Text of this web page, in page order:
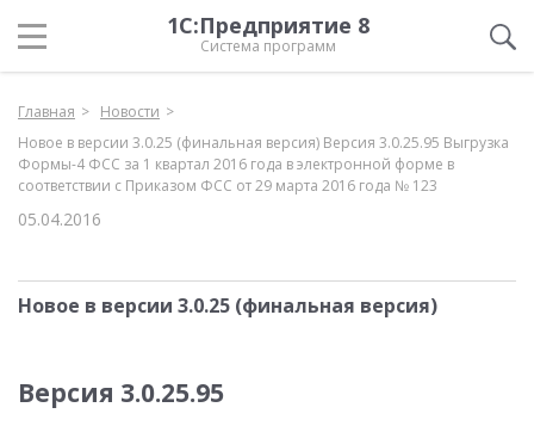
1С:Предприятие 8
Система программ
Главная
Новости
Новое в версии 3.0.25 (финальная версия) Версия 3.0.25.95 Выгрузка
Формы-4 ФСС за 1 квартал 2016 года в электронной форме в
соответствии с Приказом ФСС от 29 марта 2016 года № 123
05.04.2016
Новое в версии 3.0.25 (финальная версия)
Версия 3.0.25.95